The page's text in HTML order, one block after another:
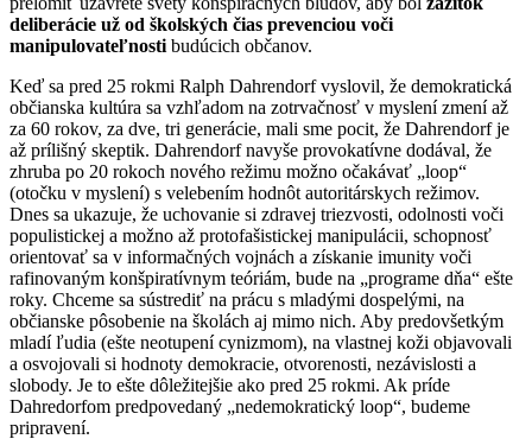
deliberácie už od školských čias prevenciou voči
manipulovateľnosti budúcich občanov.
Keď sa pred 25 rokmi Ralph Dahrendorf vyslovil, že demokratická
občianska kultúra sa vzhľadom na zotrvačnosť v myslení zmení až
za 60 rokov, za dve, tri generácie, mali sme pocit, že Dahrendorf je
až prílišný skeptik. Dahrendorf navyše provokatívne dodával, že
zhruba po 20 rokoch nového režimu možno očakávať „loop“
(otočku v myslení) s velebením hodnôt autoritárskych režimov.
Dnes sa ukazuje, že uchovanie si zdravej triezvosti, odolnosti voči
populistickej a možno až protofašistickej manipulácii, schopnosť
orientovať sa v informačných vojnách a získanie imunity voči
rafinovaným konšpiratívnym teóriám, bude na „programe dňa“ ešte
roky. Chceme sa sústrediť na prácu s mladými dospelými, na
občianske pôsobenie na školách aj mimo nich. Aby predovšetkým
mladí ľudia (ešte neotupení cynizmom), na vlastnej koži objavovali
a osvojovali si hodnoty demokracie, otvorenosti, nezávislosti a
slobody. Je to ešte dôležitejšie ako pred 25 rokmi. Ak príde
Dahredorfom predpovedaný „nedemokratický loop“, budeme
pripravení.